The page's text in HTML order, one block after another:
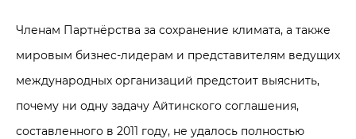
Членам Партнёрства за сохранение климата, а также
мировым бизнес-лидерам и представителям ведущих
международных организаций предстоит выяснить,
почему ни одну задачу Айтинского соглашения,
составленного в 2011 году, не удалось полностью